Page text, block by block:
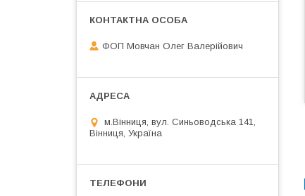
ФОП Мовчан Олег Валерійович
м.Вінниця, вул. Синьоводська 141,
Вінниця, Україна